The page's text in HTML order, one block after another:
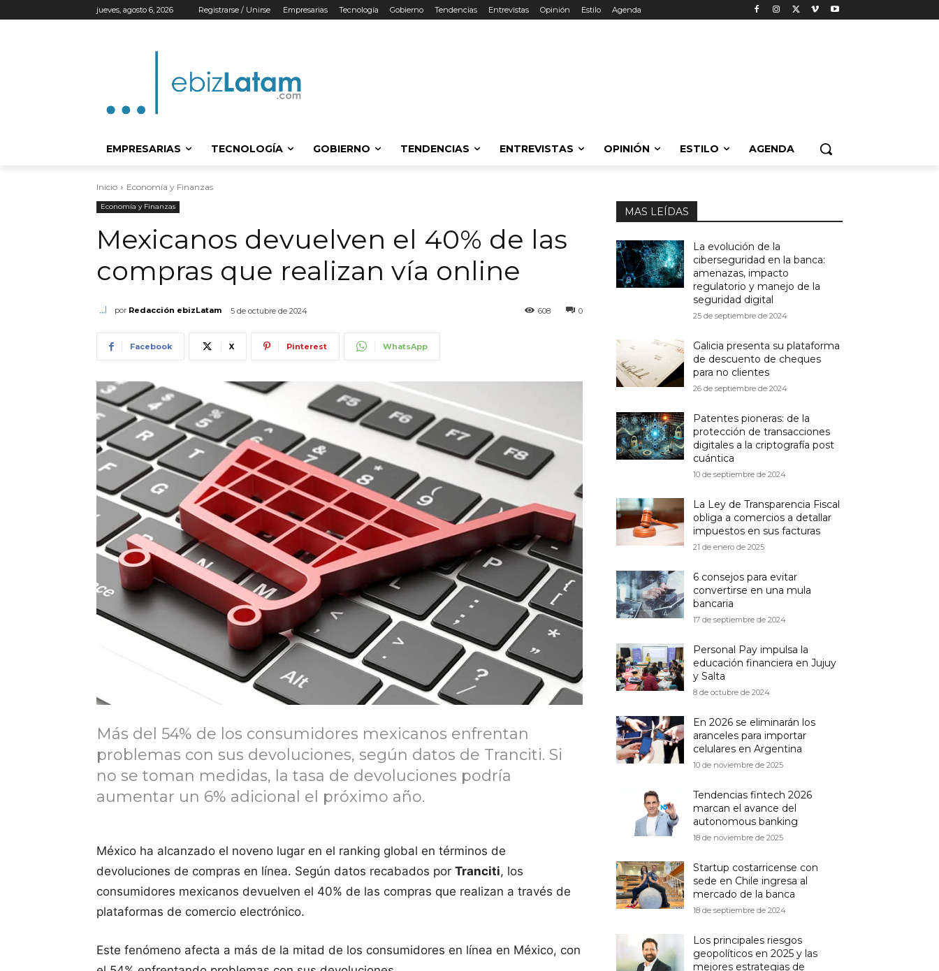
jueves, agosto 6, 2026 Registrarse / Unirse Empresarias Tecnología Gobierno Tendencias Entrevistas Opinión Estilo Agenda
EMPRESARIAS TECNOLOGÍA GOBIERNO TENDENCIAS ENTREVISTAS OPINIÓN ESTILO AGENDA
Inicio Economía y Finanzas
Economía y Finanzas
Mexicanos devuelven el 40% de las
compras que realizan vía online
por Redacción ebizLatam 5 de octubre de 2024 0
608
Facebook X Pinterest WhatsApp
Más del 54% de los consumidores mexicanos enfrentan
problemas con sus devoluciones, según datos de Tranciti. Si
no se toman medidas, la tasa de devoluciones podría
aumentar un 6% adicional el próximo año.
México ha alcanzado el noveno lugar en el ranking global en términos de
devoluciones de compras en línea. Según datos recabados por Tranciti, los
consumidores mexicanos devuelven el 40% de las compras que realizan a través de
plataformas de comercio electrónico.
Este fenómeno afecta a más de la mitad de los consumidores en línea en México, con
MAS LEÍDAS
La evolución de la
ciberseguridad en la banca:
amenazas, impacto
regulatorio y manejo de la
seguridad digital
25 de septiembre de 2024
Galicia presenta su plataforma
de descuento de cheques
para no clientes
26 de septiembre de 2024
Patentes pioneras: de la
protección de transacciones
digitales a la criptografía post
cuántica
10 de septiembre de 2024
La Ley de Transparencia Fiscal
obliga a comercios a detallar
impuestos en sus facturas
21 de enero de 2025
6 consejos para evitar
convertirse en una mula
bancaria
17 de septiembre de 2024
Personal Pay impulsa la
educación financiera en Jujuy
y Salta
8 de octubre de 2024
En 2026 se eliminarán los
aranceles para importar
celulares en Argentina
10 de noviembre de 2025
Tendencias fintech 2026
marcan el avance del
autonomous banking
18 de noviembre de 2025
Startup costarricense con
sede en Chile ingresa al
mercado de la banca
18 de septiembre de 2024
Los principales riesgos
geopolíticos en 2025 y las
mejores estrategias de